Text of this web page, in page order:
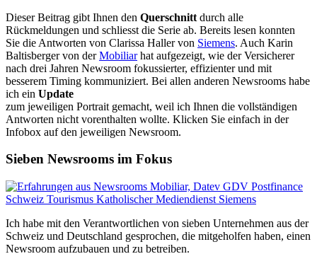
Dieser Beitrag gibt Ihnen den Querschnitt durch alle
Rückmeldungen und schliesst die Serie ab. Bereits lesen konnten
Sie die Antworten von Clarissa Haller von Siemens. Auch Karin
Baltisberger von derMobiliarhat aufgezeigt, wie der Versicherer
nach drei Jahren Newsroom fokussierter, effizienter und mit
besserem Timing kommuniziert. Bei allen anderen Newsrooms habe
ich ein Update
zum jeweiligen Portrait gemacht, weil ich Ihnen die vollständigen
Antworten nicht vorenthalten wollte. Klicken Sie einfach in der
Infobox auf den jeweiligen Newsroom.
Sieben Newsrooms im Fokus
Ich habe mit den Verantwortlichen von sieben Unternehmen aus der
Schweiz und Deutschland gesprochen, die mitgeholfen haben, einen
Newsroom aufzubauen und zu betreiben.